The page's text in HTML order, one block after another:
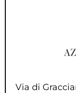
Via di